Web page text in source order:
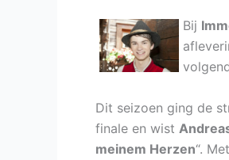
Bij
Dit seizoen ging de
finale en wist
meinem Herzen“.